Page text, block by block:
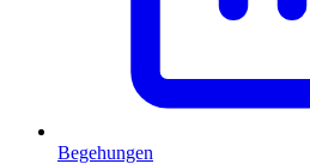
Begehungen